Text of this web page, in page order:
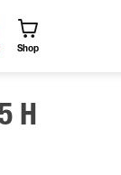
Shop
H